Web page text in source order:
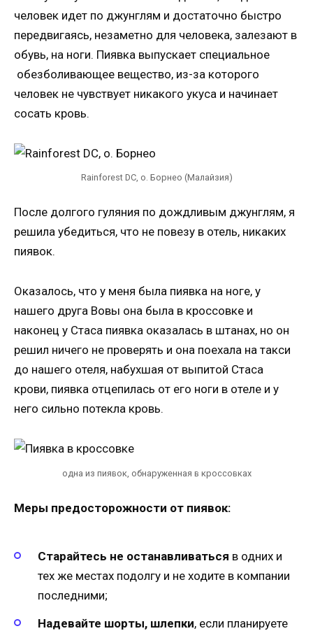
человек идет по джунглям и достаточно быстро
передвигаясь, незаметно для человека, залезают в
обувь, на ноги. Пиявка выпускает специальное
обезболивающее вещество, из-за которого
человек не чувствует никакого укуса и начинает
сосать кровь.
Rainforest DC, о. Борнео (Малайзия)
После долгого гуляния по дождливым джунглям, я
решила убедиться, что не повезу в отель, никаких
пиявок.
Оказалось, что у меня была пиявка на ноге, у
нашего друга Вовы она была в кроссовке и
наконец у Стаса пиявка оказалась в штанах, но он
решил ничего не проверять и она поехала на такси
до нашего отеля, набухшая от выпитой Стаса
крови, пиявка отцепилась от его ноги в отеле и у
него сильно потекла кровь.
одна из пиявок, обнаруженная в кроссовках
Меры предосторожности от пиявок:
Старайтесь не останавливаться в одних и
тех же местах подолгу и не ходите в компании
последними;
Надевайте шорты, шлепки, если планируете